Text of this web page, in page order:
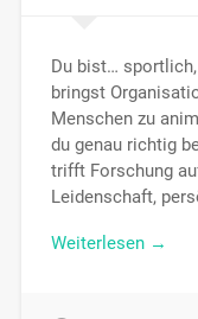
Du bist…
bringst
Menschen zu
du genau richtig
trifft Forschung
Leidenschaft,
Weiterlesen →